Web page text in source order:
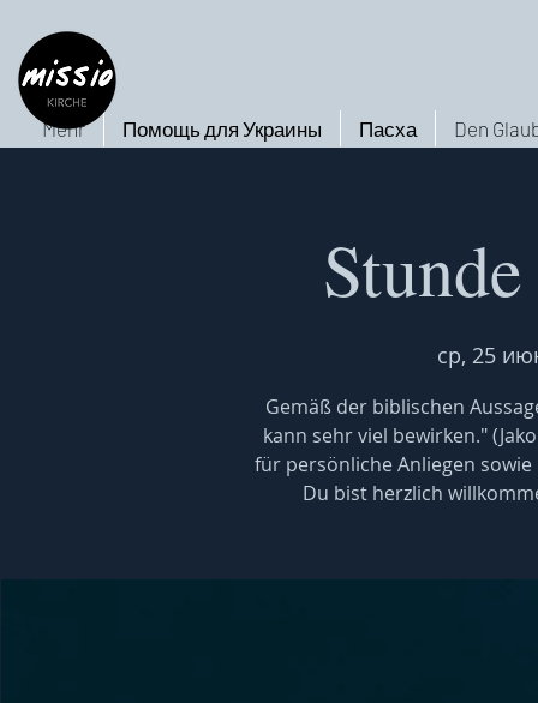
Den
Пасха
Помощь для Украины
Mehr
ср, 25
Gemäß der biblischen
kann sehr viel bewirken."
für persönliche Anliegen
Du bist herzlich